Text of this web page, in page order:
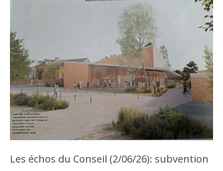
Les échos du Conseil (2/06/26): subvention